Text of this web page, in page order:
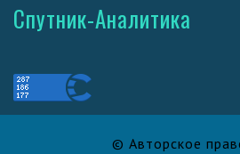
Спутник-Аналитика
© Авторское